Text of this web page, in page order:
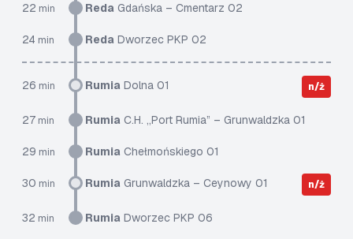
22 min Reda Gdańska – Cmentarz 02
24 min Reda Dworzec PKP 02
26 min Rumia Dolna 01 n/ż
27 min Rumia C.H. „Port Rumia” – Grunwaldzka 01
29 min Rumia Chełmońskiego 01
30 min Rumia Grunwaldzka – Ceynowy 01 n/ż
32 min Rumia Dworzec PKP 06